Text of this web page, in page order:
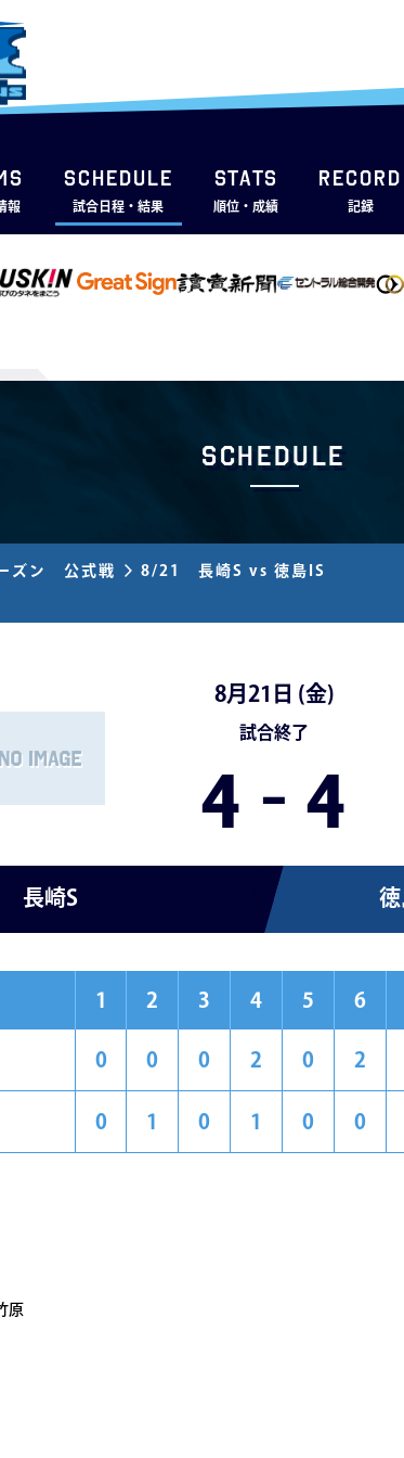
報
SCHEDULE
試合日程・結果
STATS
順位・成績
RECORD
記録
Schedule
ズン 公式戦 8/21 長崎S vs 徳島IS
8月21日 (金)
試合終了
4 - 4
長崎S
1 2 3 4 5 6
0 0 0 2 0 2
0 1 0 1 0 0
原